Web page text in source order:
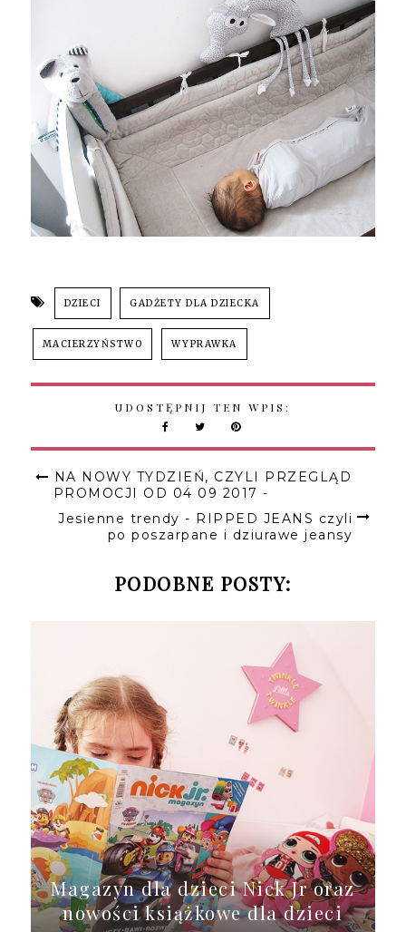
DZIECI GADŻETY DLA DZIECKA
MACIERZYŃSTWO WYPRAWKA
UDOSTĘPNIJ TEN WPIS:
NA NOWY TYDZIEŃ, CZYLI PRZEGLĄD
PROMOCJI OD 04 09 2017 -
Jesienne trendy - RIPPED JEANS czyli
po poszarpane i dziurawe jeansy
PODOBNE POSTY:
Magazyn dla dzieci Nick Jr oraz
nowości książkowe dla dzieci